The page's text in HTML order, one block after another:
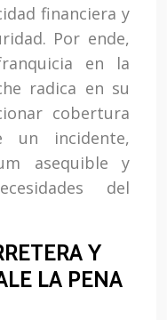
financiera y
Por ende,
en la
radica en su
cobertura
un incidente,
asequible y
del
Y
LA PENA